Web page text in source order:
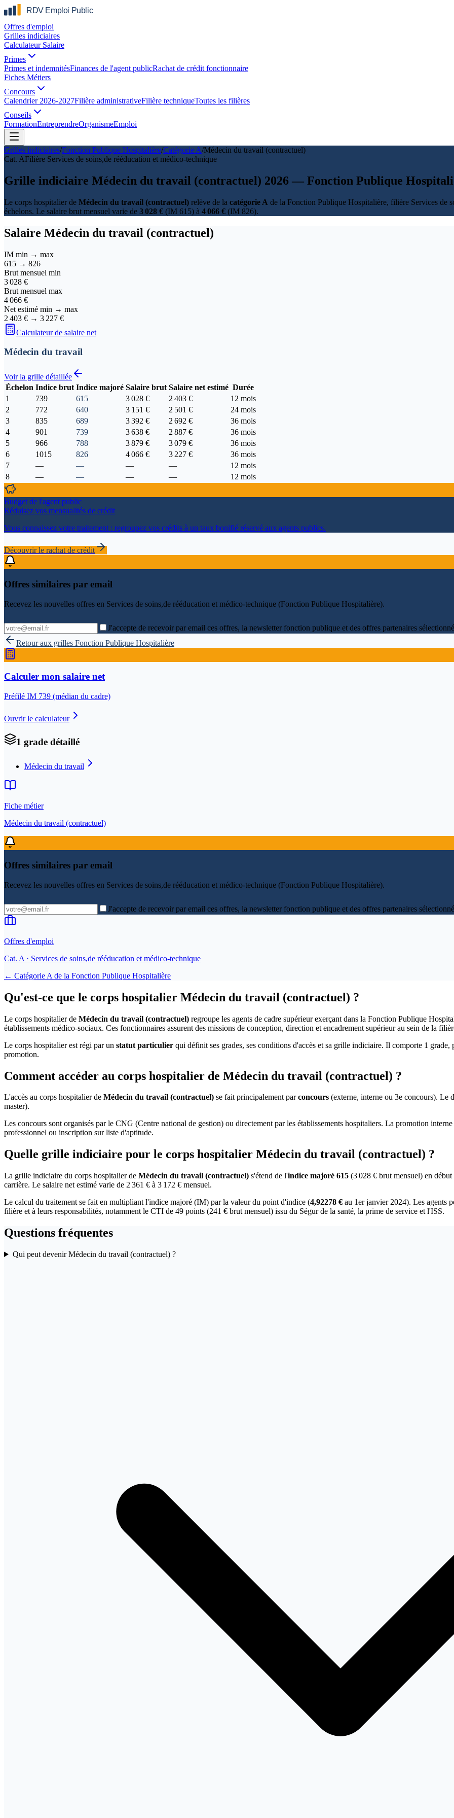
Offres d'emploi
Grilles indiciaires
Calculateur Salaire
Primes
Primes et indemnitésFinances de l'agent publicRachat de crédit fonctionnaire
Fiches Métiers
Concours
Calendrier 2026-2027Filière administrativeFilière techniqueToutes les filières
Conseils
FormationEntreprendreOrganismeEmploi
Grilles indiciaires/Fonction Publique Hospitalière/Catégorie A/Médecin du travail (contractuel)
Cat. AFilière Services de soins,de rééducation et médico-technique
Grille indiciaire Médecin du travail (contractuel) 2026 — Fonction Publique
Le corps hospitalier de Médecin du travail (contractuel) relève de la catégorie A de la Fonction Publique Hospitalière, filière Services de
échelons. Le salaire brut mensuel varie de 3 028 € (IM 615) à 4 066 € (IM 826).
Salaire Médecin du travail (contractuel)
IM min → max
615 → 826
Brut mensuel min
3 028 €
Brut mensuel max
4 066 €
Net estimé min → max
2 403 € → 3 227 €
Calculateur de salaire net
Médecin du travail
Voir la grille détaillée
Échelon Indice brut Indice majoré Salaire brut Salaire net estimé Durée
1
739 615 3 028 € 2 403 €
12 mois
2
772 640 3 151 € 2 501 €
24 mois
3
835 689 3 392 € 2 692 €
36 mois
4
901 739 3 638 € 2 887 €
36 mois
5
966 788 3 879 € 3 079 €
36 mois
6
1015 826 4 066 € 3 227 €
36 mois
7
— — — —
12 mois
8
— — — — 12 mois
Budget de l'agent public
Réduisez vos mensualités de crédit
Vous connaissez votre traitement : regroupez vos crédits à un taux bonifié réservé aux agents publics.
Découvrir le rachat de crédit
Offres similaires par email
Recevez les nouvelles offres en Services de soins,de rééducation et médico-technique (Fonction Publique Hospitalière).
J'accepte de recevoir par email ces offres, la newsletter fonction publique et des offres partenaires
Retour aux grilles Fonction Publique Hospitalière
Calculer mon salaire net
Préfilé IM 739 (médian du cadre)
Ouvrir le calculateur
1 grade détaillé
Médecin du travail
Fiche métier
Médecin du travail (contractuel)
Offres similaires par email
Recevez les nouvelles offres en Services de soins,de rééducation et médico-technique (Fonction Publique Hospitalière).
J'accepte de recevoir par email ces offres, la newsletter fonction publique et des offres partenaires
Offres d'emploi
Cat. A · Services de soins,de rééducation et médico-technique
← Catégorie A de la Fonction Publique Hospitalière
Qu'est-ce que le corps hospitalier Médecin du travail (contractuel) ?
Le corps hospitalier de Médecin du travail (contractuel) regroupe les agents de cadre supérieur exerçant dans la Fonction Publique
établissements médico-sociaux. Ces fonctionnaires assurent des missions de conception, direction et encadrement supérieur au sein de la
Le corps hospitalier est régi par un statut particulier qui définit ses grades, ses conditions d'accès et sa grille indiciaire. Il comporte 1
promotion.
Comment accéder au corps hospitalier de Médecin du travail (contractuel) ?
L'accès au corps hospitalier de Médecin du travail (contractuel) se fait principalement parconcours (externe, interne ou 3e concours). Le
master).
Les concours sont organisés par le CNG (Centre national de gestion) ou directement par les établissements hospitaliers. La promotion
professionnel ou inscription sur liste d'aptitude.
Quelle grille indiciaire pour le corps hospitalier Médecin du travail (contractuel) ?
La grille indiciaire du corps hospitalier de Médecin du travail (contractuel) s'étend de l'indice majoré 615 (3 028 € brut mensuel) en
carrière. Le salaire net estimé varie de 2 361 € à 3 172 € mensuel.
Le calcul du traitement se fait en multipliant l'indice majoré (IM) par la valeur du point d'indice (4,92278 € au 1er janvier 2024). Les agents
filière et à leurs responsabilités, notamment le CTI de 49 points (241 € brut mensuel) issu du Ségur de la santé, la prime de service et l'ISS.
Questions fréquentes
Qui peut devenir Médecin du travail (contractuel) ?